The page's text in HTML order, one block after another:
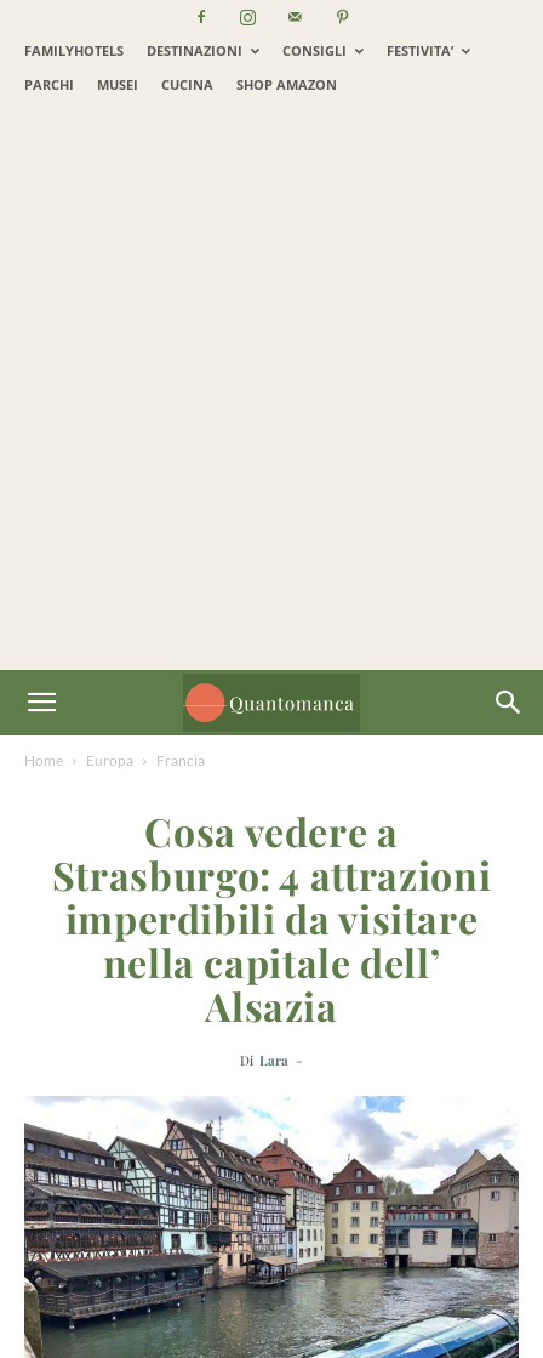
FAMILYHOTELS DESTINAZIONI CONSIGLI
FESTIVITA’
PARCHI
MUSEI CUCINA SHOP AMAZON
Home Europa Francia
Cosa vedere a
Strasburgo: 4 attrazioni
imperdibili da visitare
nella capitale dell’
Alsazia
Di Lara -